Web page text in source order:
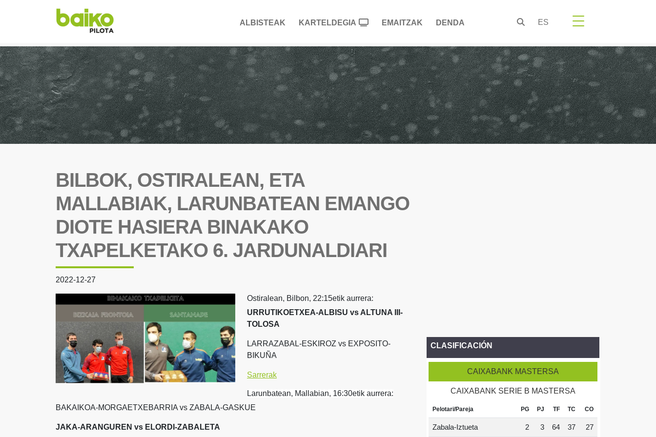
ALBISTEAK KARTELDEGIA EMAITZAK DENDA ES
BILBOK, OSTIRALEAN, ETA
MALLABIAK, LARUNBATEAN EMANGO
DIOTE HASIERA BINAKAKO
TXAPELKETAKO 6. JARDUNALDIARI
2022-12-27
Ostiralean, Bilbon, 22:15etik aurrera:
URRUTIKOETXEA-ALBISU vs ALTUNA III-
TOLOSA
LARRAZABAL-ESKIROZ vs EXPOSITO-
BIKUÑA
Sarrerak
Larunbatean, Mallabian, 16:30etik aurrera:
BAKAIKOA-MORGAETXEBARRIA vs ZABALA-GASKUE
JAKA-ARANGUREN vs ELORDI-ZABALETA
CLASIFICACIÓN
CAIXABANK MASTERSA
CAIXABANK SERIE B MASTERSA
Pelotari/Pareja PG PJ TF TC CO
Zabala-Iztueta 2 3 64 37 27